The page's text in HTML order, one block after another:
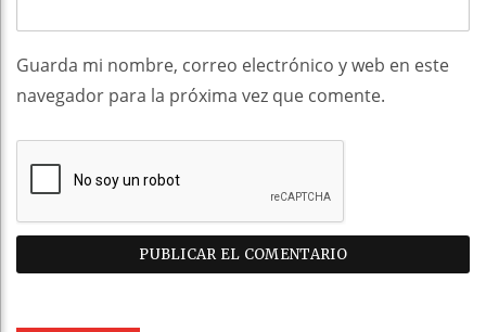
Guarda mi nombre, correo electrónico y web en este
navegador para la próxima vez que comente.